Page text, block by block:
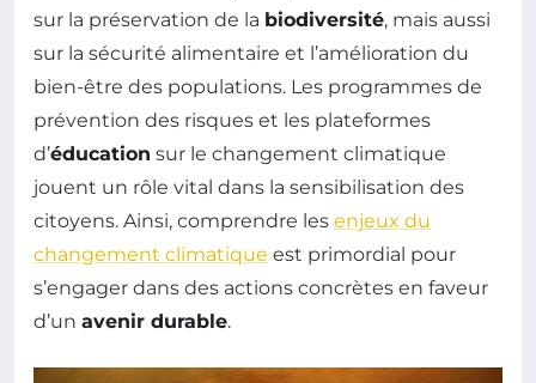
sur la préservation de la biodiversité, mais aussi
sur la sécurité alimentaire et l’amélioration du
bien-être des populations. Les programmes de
prévention des risques et les plateformes
d’éducation sur le changement climatique
jouent un rôle vital dans la sensibilisation des
citoyens. Ainsi, comprendre les enjeux du
changement climatique est primordial pour
s’engager dans des actions concrètes en faveur
d’un avenir durable.